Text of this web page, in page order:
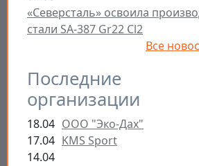
«Северсталь» освоила
стали SA-387 Gr22 Cl2
Все
Последние
организации
18.04 ООО "Эко-Дах"
17.04 KMS Sport
14.04